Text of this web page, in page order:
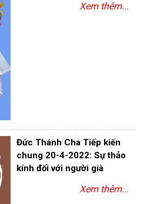
Xem thêm...
Đức Thánh Cha Tiếp kiến
chung 20-4-2022: Sự thảo
kính đối với người già
Xem thêm...